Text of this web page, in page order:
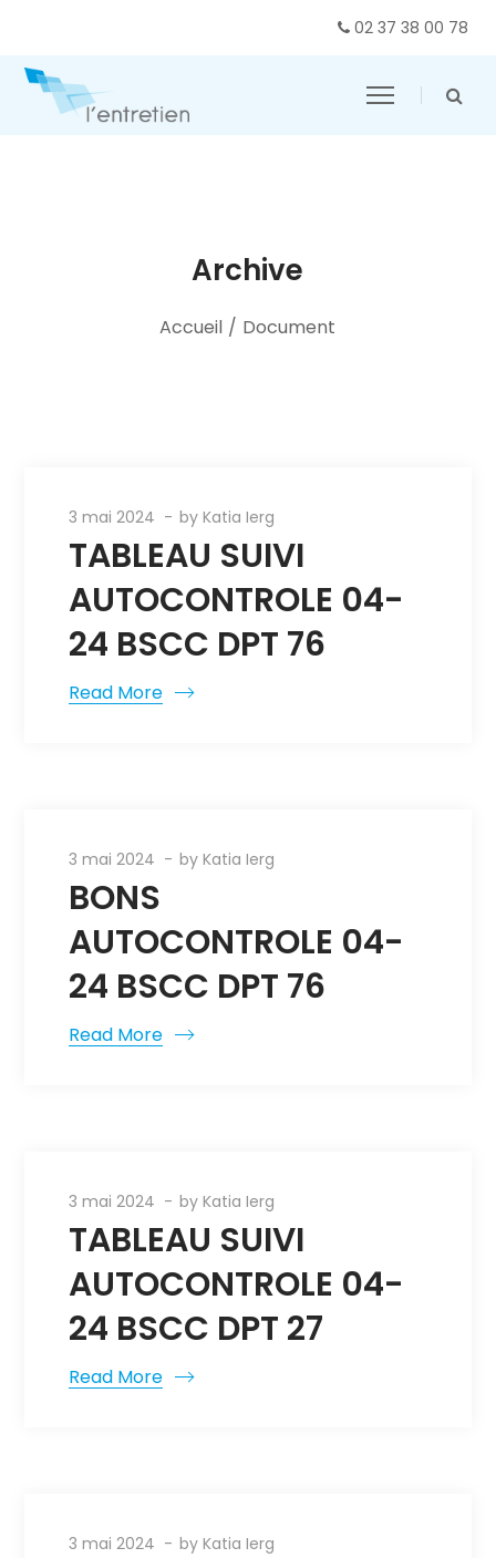
02 37 38 00 78
Archive
Accueil / Document
3 mai 2024 byKatia Ierg
TABLEAU SUIVI
AUTOCONTROLE 04-
24 BSCC DPT 76
Read More
3 mai 2024 byKatia Ierg
BONS
AUTOCONTROLE 04-
24 BSCC DPT 76
Read More
3 mai 2024 byKatia Ierg
TABLEAU SUIVI
AUTOCONTROLE 04-
24 BSCC DPT 27
Read More
3 mai 2024 byKatia Ierg